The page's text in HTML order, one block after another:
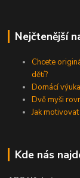
Nejčtenější
Chcete
dětí?
Domácí
Dvě myši
Jak
Kde nás